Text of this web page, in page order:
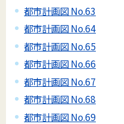
都市計画図 No.63
都市計画図 No.64
都市計画図 No.65
都市計画図 No.66
都市計画図 No.67
都市計画図 No.68
都市計画図 No.69